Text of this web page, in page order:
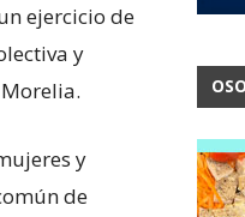
ejercicio de
y
y
de